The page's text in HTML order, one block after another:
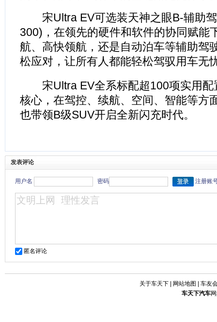
宋Ultra EV可选装天神之眼B-辅助驾
300)，在领先的硬件和软件的协同赋能
航、高快领航，还是自动泊车等辅助驾
松应对，让所有人都能轻松驾驭用车无
宋Ultra EV全系标配超100项实用配
核心，在驾控、续航、空间、智能等方
也带领B级SUV开启全新闪充时代。
发表评论
用户名 密码 注册账
匿名评论
关于车天下| 网站地图
车友
车天下汽车